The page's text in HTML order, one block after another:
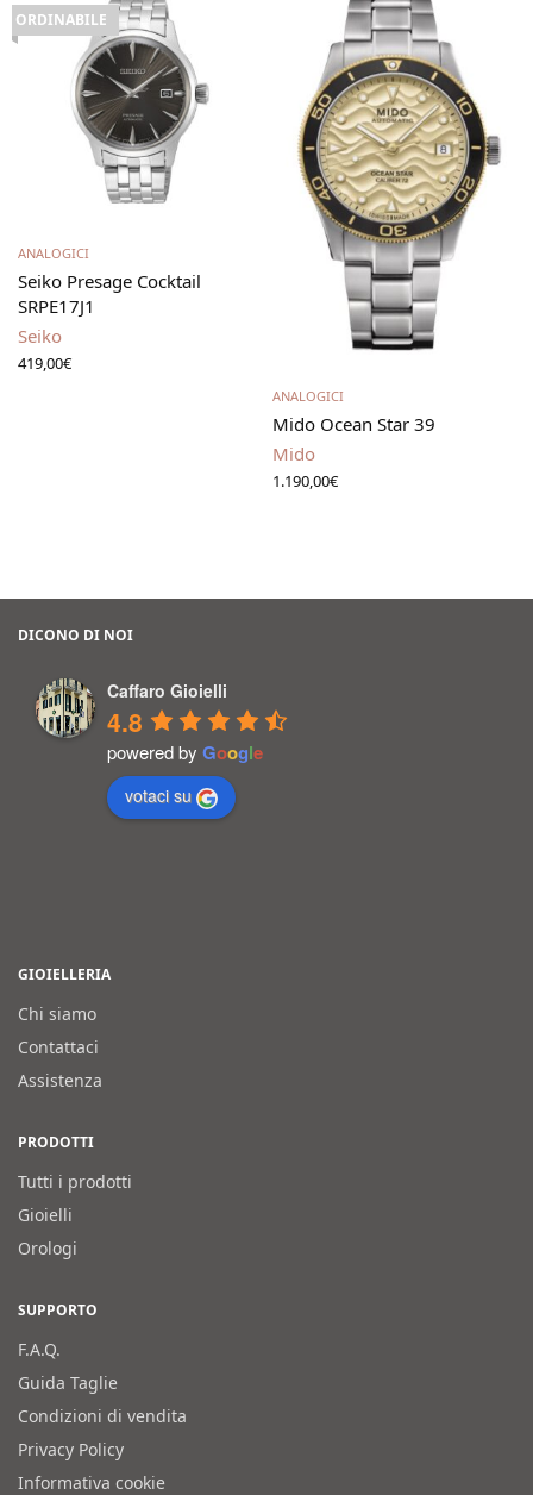
ORDINABILE
ANALOGICI
Seiko Presage Cocktail
SRPE17J1
Seiko
419,00€
Aggiungi al carrello
ANALOGICI
Mido Ocean Star 39
Mido
1.190,00€
DICONO DI NOI
Caffaro Gioielli
4.8
powered by Google
votaci su
GIOIELLERIA
Chi siamo
Contattaci
Assistenza
PRODOTTI
Tutti i prodotti
Gioielli
Orologi
SUPPORTO
F.A.Q.
Guida Taglie
Condizioni di vendita
Privacy Policy
Informativa cookie